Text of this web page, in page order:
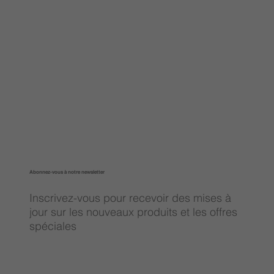
Inscrivez-vous pour recevoir des mises à
jour sur les nouveaux produits et les offres
spéciales
Abonnez-vous à notre newsletter